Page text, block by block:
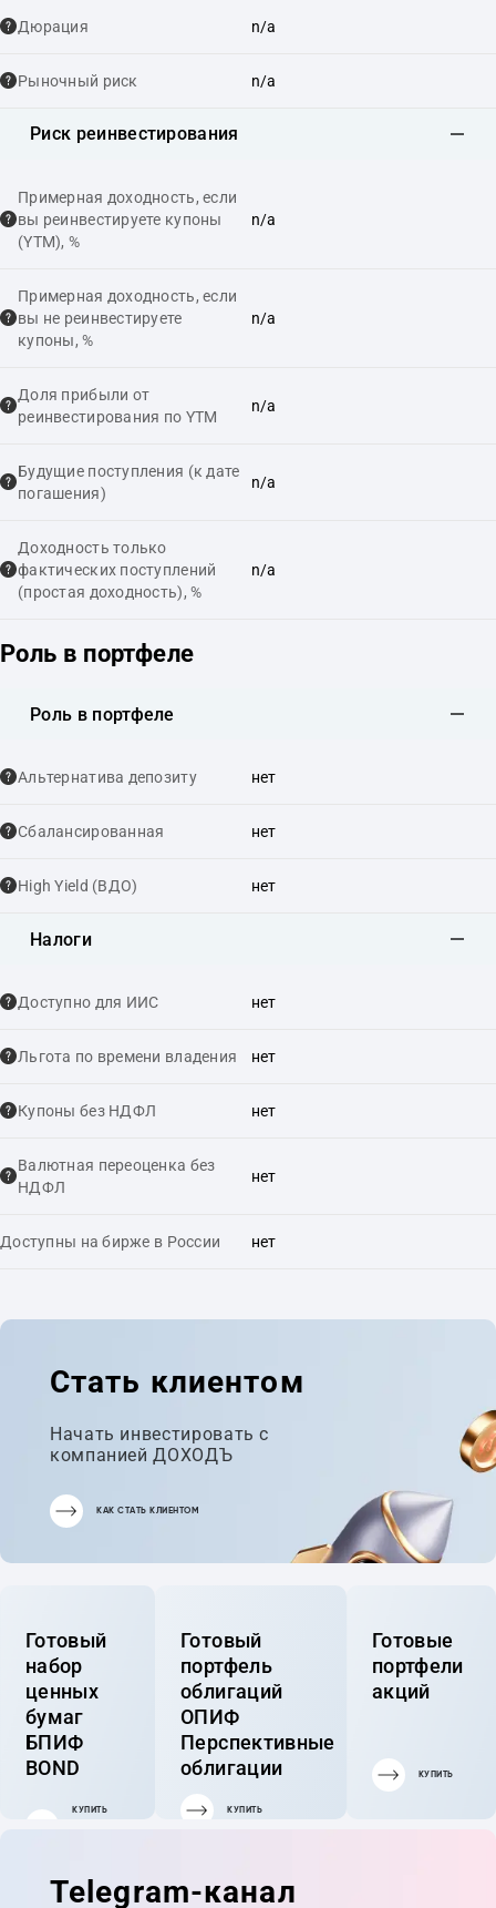
Дюрация n/a
Рыночный риск n/a
Риск реинвестирования
Примерная доходность, если
вы реинвестируете купоны
(YTM), %
n/a
Примерная доходность, если
вы не реинвестируете
купоны, %
n/a
Доля прибыли от
реинвестирования по YTM
n/a
Будущие поступления (к дате
погашения)
n/a
Доходность только
фактических поступлений
(простая доходность), %
n/a
Роль в портфеле
Роль в портфеле
Альтернатива депозиту нет
Сбалансированная нет
High Yield (ВДО) нет
Налоги
Доступно для ИИС нет
Льгота по времени владения нет
Купоны без НДФЛ нет
Валютная переоценка без
НДФЛ
нет
Доступны на бирже в России нет
Стать клиентом
Начать инвестировать с
компанией ДОХОДЪ
КАК СТАТЬ КЛИЕНТОМ
Готовый
набор
ценных
бумаг
БПИФ
BOND
КУПИТЬ
Готовый
портфель
облигаций
ОПИФ
Перспективные
облигации
КУПИТЬ
Готовые
портфели
акций
КУПИТЬ
Telegram-канал